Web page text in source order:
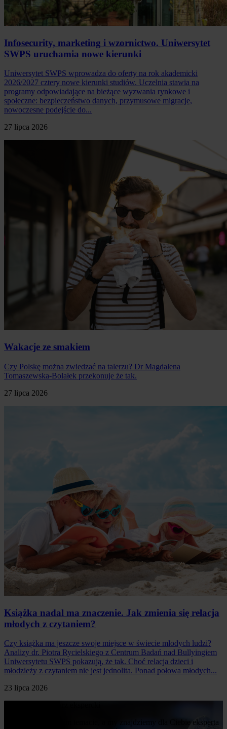
Infosecurity, marketing i wzornictwo. Uniwersytet
SWPS uruchamia nowe kierunki
Uniwersytet SWPS wprowadza do oferty na rok akademicki
2026/2027 cztery nowe kierunki studiów. Uczelnia stawia na
programy odpowiadające na bieżące wyzwania rynkowe i
społeczne: bezpieczeństwo danych, przymusowe migracje,
nowoczesne podejście do...
27 lipca 2026
Wakacje ze smakiem
Czy Polskę można zwiedzać na talerzu? Dr Magdalena
Tomaszewska-Bolałek przekonuje że tak.
27 lipca 2026
Książka nadal ma znaczenie. Jak zmienia się relacja
młodych z czytaniem?
Czy książka ma jeszcze swoje miejsce w świecie młodych ludzi?
Analizy dr. Piotra Rycielskiego z Centrum Badań nad Bullyingiem
Uniwersytetu SWPS pokazują, że tak. Choć relacja dzieci i
młodzieży z czytaniem nie jest jednolita. Ponad połowa młodych...
23 lipca 2026
Napisz nam o swoim temacie, a my znajdziemy dla Ciebie eksperta